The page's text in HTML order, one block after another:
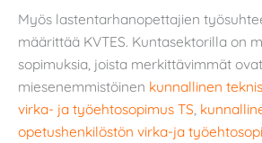
Myös lastentarhanopettajien
määrittää KVTES. Kuntasektorilla on
sopimuksia, joista merkittävimmät ovat
miesenemmistöinen kunnallinen
virka- ja työehtosopimus TS
opetushenkilöstön virka-ja